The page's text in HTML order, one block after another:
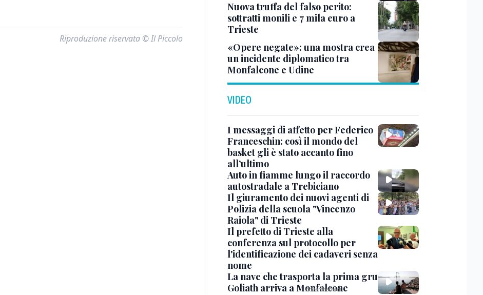
Riproduzione riservata © Il Piccolo
Nuova truffa del falso perito:
sottratti monili e 7 mila euro a
Trieste
«Opere negate»: una mostra crea
un incidente diplomatico tra
Monfalcone e Udine
VIDEO
I messaggi di affetto per Federico
Franceschin: così il mondo del
basket gli è stato accanto fino
all’ultimo
Auto in fiamme lungo il raccordo
autostradale a Trebiciano
Il giuramento dei nuovi agenti di
Polizia della scuola "Vincenzo
Raiola" di Trieste
Il prefetto di Trieste alla
conferenza sul protocollo per
l'identificazione dei cadaveri senza
nome
La nave che trasporta la prima gru
Goliath arriva a Monfalcone